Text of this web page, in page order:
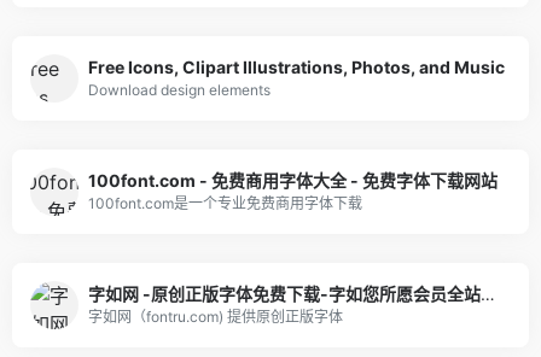
Free Icons, Clipart Illustrations, Photos, and Music
Download design elements
100font.com - 免费商用字体大全 - 免费字体下载网站
100font.com是一个专业免费商用字体下载
字如网 -原创正版字体免费下载-字如您所愿会员全站可商用｜官方授权
字如网（fontru.com) 提供原创正版字体